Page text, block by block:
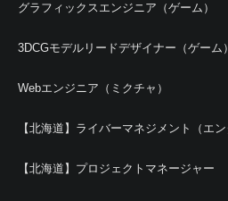
グラフィックスエンジニア（ゲーム）
3DCGモデルリードデザイナー（ゲーム）
Webエンジニア（ミクチャ）
【北海道】ライバーマネジメント（エ
【北海道】プロジェクトマネージャー